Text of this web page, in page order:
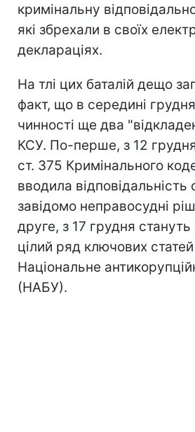
кримінальну
які збрехали в своїх
деклараціях.
На тлі цих баталій дещо
факт, що в середині
чинності ще два
КСУ. По-перше, з 12
ст. 375 Кримінального
вводила відповідальність
завідомо неправосудні
друге, з 17 грудня
цілий ряд ключових
Національне
(НАБУ).